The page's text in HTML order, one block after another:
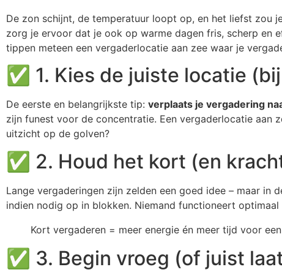
De zon schijnt, de temperatuur loopt op, en het liefst zou
zorg je ervoor dat je ook op warme dagen fris, scherp en
tippen meteen een vergaderlocatie aan zee waar je
✅ 1. Kies de juiste locatie
De eerste en belangrijkste tip: verplaats je vergadering
zijn funest voor de concentratie. Een vergaderlocatie aan
uitzicht op de golven?
✅ 2. Houd het kort (en
Lange vergaderingen zijn zelden een goed idee – maar in
indien nodig op in blokken. Niemand functioneert
Kort vergaderen = meer energie én meer tijd voor
✅ 3. Begin vroeg (of juist